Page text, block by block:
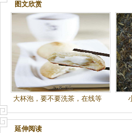
图文欣赏
大杯泡，要不要洗茶，在线等
呀~
延伸阅读